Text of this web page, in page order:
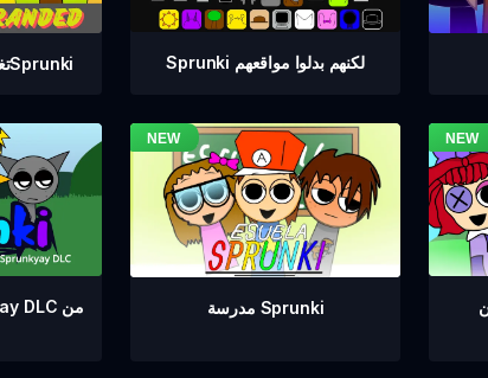
تغيير العلامة التجارية لSprunki Sprunki لكنهم بدلوا مواقعهم
مدرسة Sprunki